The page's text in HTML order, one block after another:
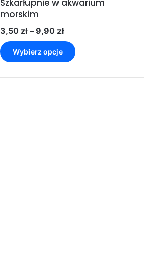
Szkarłupnie w akwarium
morskim
3,50 zł – 9,90 złZakres
cen:
3,50 zł
Wybierz opcje
produkt
wiele